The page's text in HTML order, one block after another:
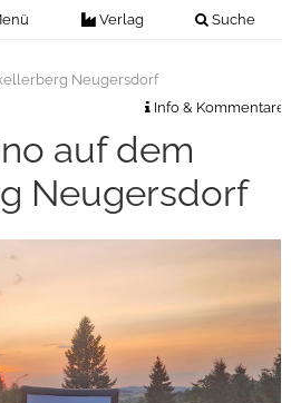
Verlag Suche
Ausgaben
Neugersdorf
Info & Kommentare
auf dem
Neugersdorf